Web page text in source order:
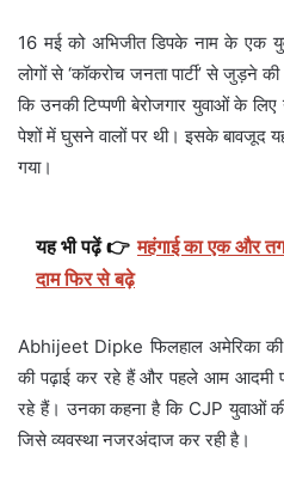
16 मई को अभिजीत डिपके नाम के एक
लोगों से ‘कॉकरोच जनता पार्टी’ से जुड़ने
कि उनकी टिप्पणी बेरोजगार युवाओं के लिए
पेशों में घुसने वालों पर थी। इसके बावजूद यह
गया।
यह भी पढ़ें 👉 महंगाई का एक और
दाम फिर से बढ़े
Abhijeet Dipke फिलहाल अमेरिका की
की पढ़ाई कर रहे हैं और पहले आम आदमी
रहे हैं। उनका कहना है कि CJP युवाओं
जिसे व्यवस्था नजरअंदाज कर रही है।